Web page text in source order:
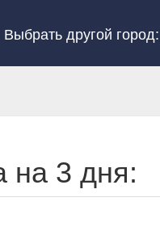
Выбрать другой город:
на 3 дня: